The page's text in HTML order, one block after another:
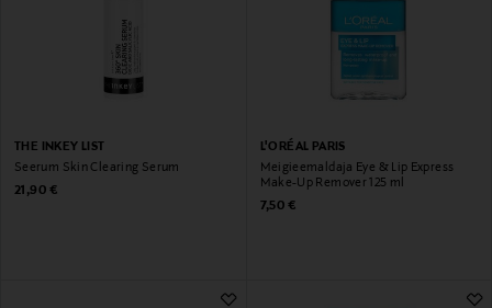
THE INKEY LIST
Seerum Skin Clearing Serum
Original Price
21,90 €
L'ORÉAL PARIS
Meigieemaldaja Eye & Lip Express
Make-Up Remover 125 ml
Original Price
7,50 €